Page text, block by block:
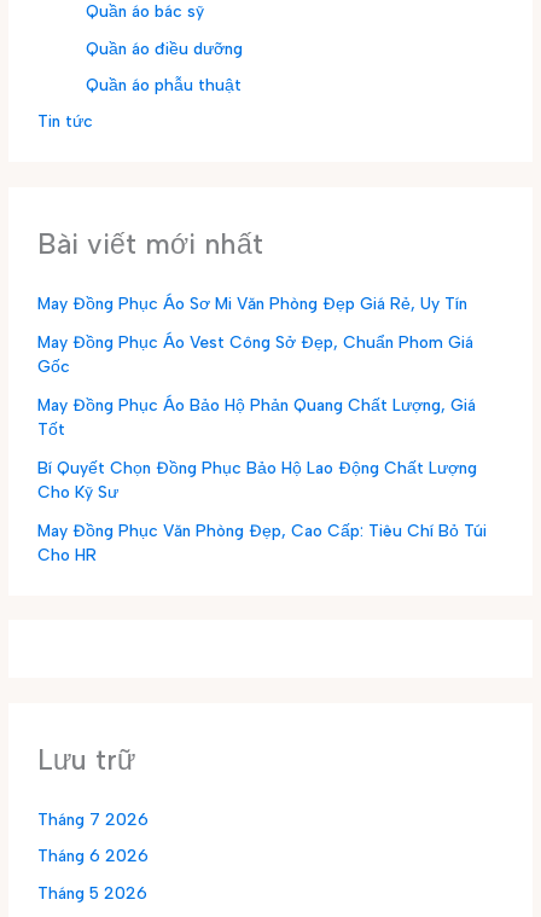
Quần áo bác sỹ
Quần áo điều dưỡng
Quần áo phẫu thuật
Tin tức
Bài viết mới nhất
May Đồng Phục Áo Sơ Mi Văn Phòng Đẹp Giá Rẻ, Uy Tín
May Đồng Phục Áo Vest Công Sở Đẹp, Chuẩn Phom Giá
Gốc
May Đồng Phục Áo Bảo Hộ Phản Quang Chất Lượng, Giá
Tốt
Bí Quyết Chọn Đồng Phục Bảo Hộ Lao Động Chất Lượng
Cho Kỹ Sư
May Đồng Phục Văn Phòng Đẹp, Cao Cấp: Tiêu Chí Bỏ Túi
Cho HR
Lưu trữ
Tháng 7 2026
Tháng 6 2026
Tháng 5 2026